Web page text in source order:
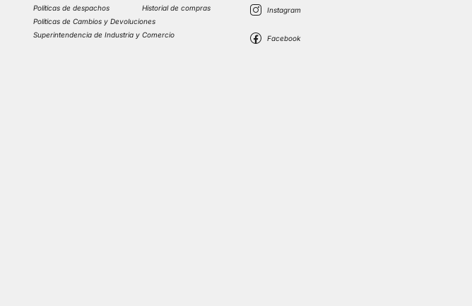
Políticas de despachos
Políticas de Cambios y Devoluciones
Superintendencia de Industria y Comercio
Historial de compras